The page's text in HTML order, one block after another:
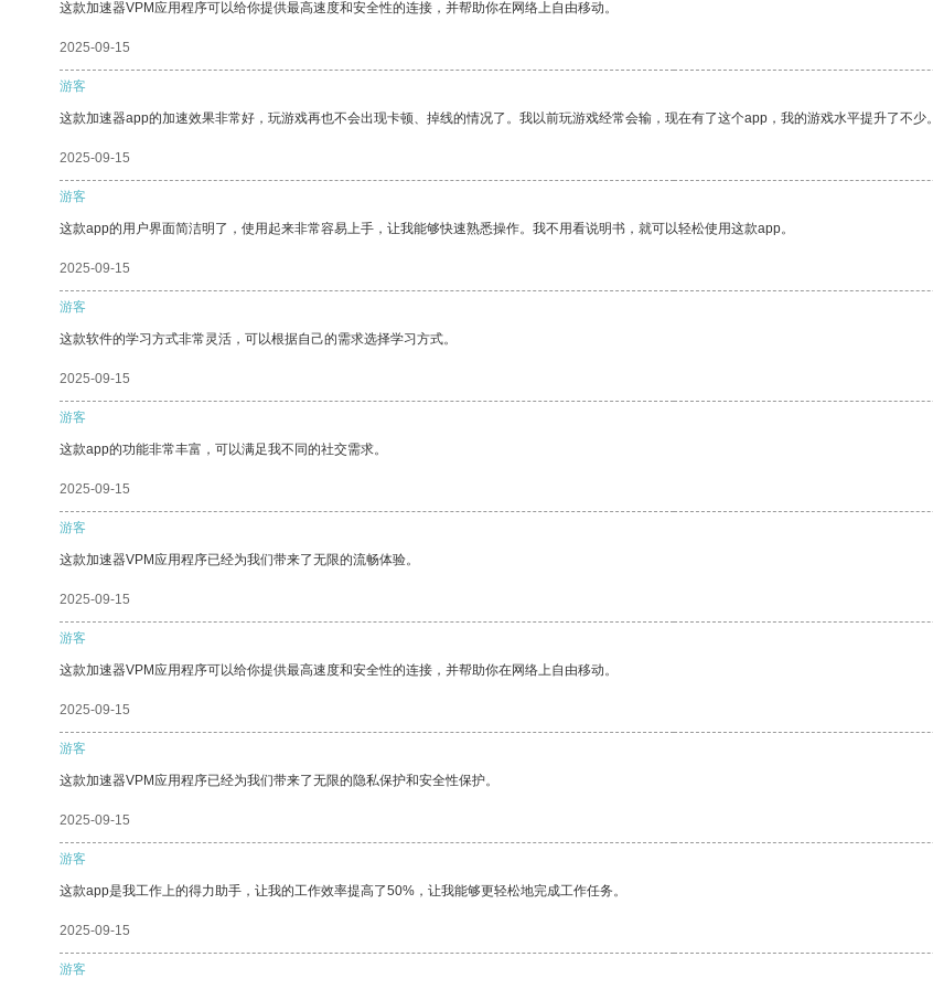
这款加速器VPM应用程序可以给你提供最高速度和安全性的连接，并帮助你在网络上自由移动。
2025-09-15
游客
这款加速器app的加速效果非常好，玩游戏再也不会出现卡顿、掉线的情况了。我以前玩游戏经常会输，现在有了这个app，我的游戏水平提升了不少。
2025-09-15
游客
这款app的用户界面简洁明了，使用起来非常容易上手，让我能够快速熟悉操作。我不用看说明书，就可以轻松使用这款app。
2025-09-15
游客
这款软件的学习方式非常灵活，可以根据自己的需求选择学习方式。
2025-09-15
游客
这款app的功能非常丰富，可以满足我不同的社交需求。
2025-09-15
游客
这款加速器VPM应用程序已经为我们带来了无限的流畅体验。
2025-09-15
游客
这款加速器VPM应用程序可以给你提供最高速度和安全性的连接，并帮助你在网络上自由移动。
2025-09-15
游客
这款加速器VPM应用程序已经为我们带来了无限的隐私保护和安全性保护。
2025-09-15
游客
这款app是我工作上的得力助手，让我的工作效率提高了50%，让我能够更轻松地完成工作任务。
2025-09-15
游客